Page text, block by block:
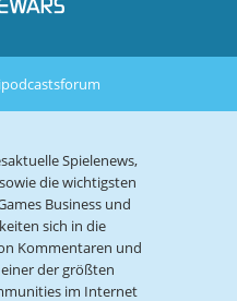
podcastsforum
Spielenews,
die wichtigsten
Business und
sich in die
Kommentaren und
der größten
im Internet